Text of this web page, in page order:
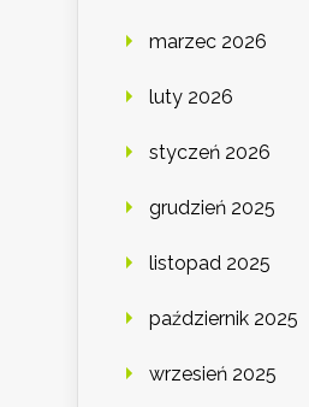
marzec 2026
luty 2026
styczeń 2026
grudzień 2025
listopad 2025
październik 2025
wrzesień 2025